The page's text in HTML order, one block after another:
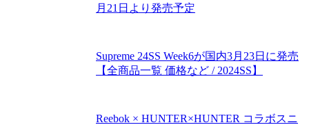
月21日より発売予定
Supreme 24SS Week6が国内3月23日に発売
【全商品一覧 価格など / 2024SS】
Reebok × HUNTER×HUNTER コラボスニ